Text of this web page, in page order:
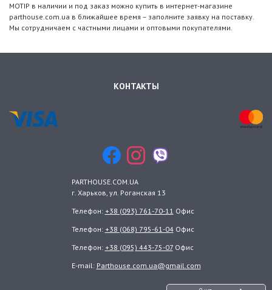
MOTIP в наличии и под заказ можно купить в интернет-магазине
parthouse.com.ua в ближайшее время – заполните заявку на поставку.
Мы сотрудничаем с частными лицами и оптовыми покупателями.
КОНТАКТЫ
PARTHOUSE.COM.UA
г. Харьков, ул. Роганская 13
Телефон: +38 (093) 761-70-11 Офис
Телефон: +38 (068) 795-61-04Офис
Телефон: +38 (095) 443-75-07Офис
E-mail: Parthouse.com.ua@gmail.com